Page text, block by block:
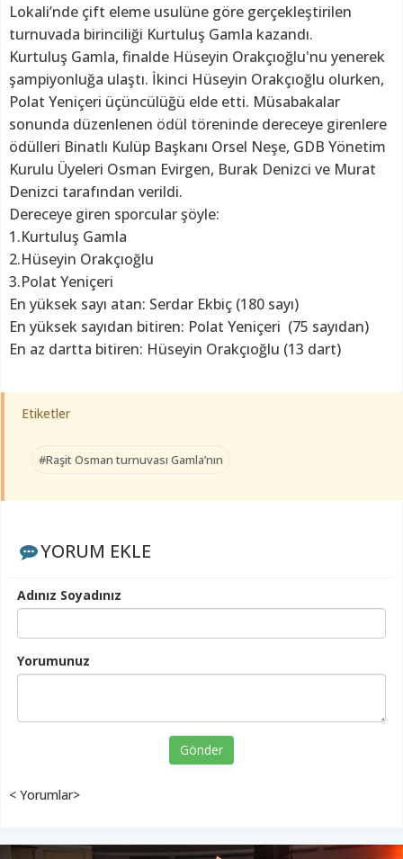
Lokali’nde çift eleme usulüne göre gerçekleştirilen
turnuvada birinciliği Kurtuluş Gamla kazandı.
Kurtuluş Gamla, finalde Hüseyin Orakçıoğlu'nu yenerek
şampiyonluğa ulaştı. İkinci Hüseyin Orakçıoğlu olurken,
Polat Yeniçeri üçüncülüğü elde etti. Müsabakalar
sonunda düzenlenen ödül töreninde dereceye girenlere
ödülleri Binatlı Kulüp Başkanı Orsel Neşe, GDB Yönetim
Kurulu Üyeleri Osman Evirgen, Burak Denizci ve Murat
Denizci tarafından verildi.
Dereceye giren sporcular şöyle:
1.Kurtuluş Gamla
2.Hüseyin Orakçıoğlu
3.Polat Yeniçeri
En yüksek sayı atan: Serdar Ekbiç (180 sayı)
En yüksek sayıdan bitiren: Polat Yeniçeri (75 sayıdan)
En az dartta bitiren: Hüseyin Orakçıoğlu (13 dart)
Etiketler
#Raşit Osman turnuvası Gamla’nın
YORUM EKLE
Adınız Soyadınız
Yorumunuz
Gönder
< Yorumlar>